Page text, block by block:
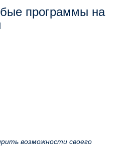
программы на
возможности своего